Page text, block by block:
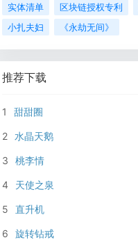
实体清单
区块链授权专利
小扎夫妇
《永劫无间》
推荐下载
1 甜甜圈
2 水晶天鹅
3 桃李情
4 天使之泉
5 直升机
6 旋转钻戒